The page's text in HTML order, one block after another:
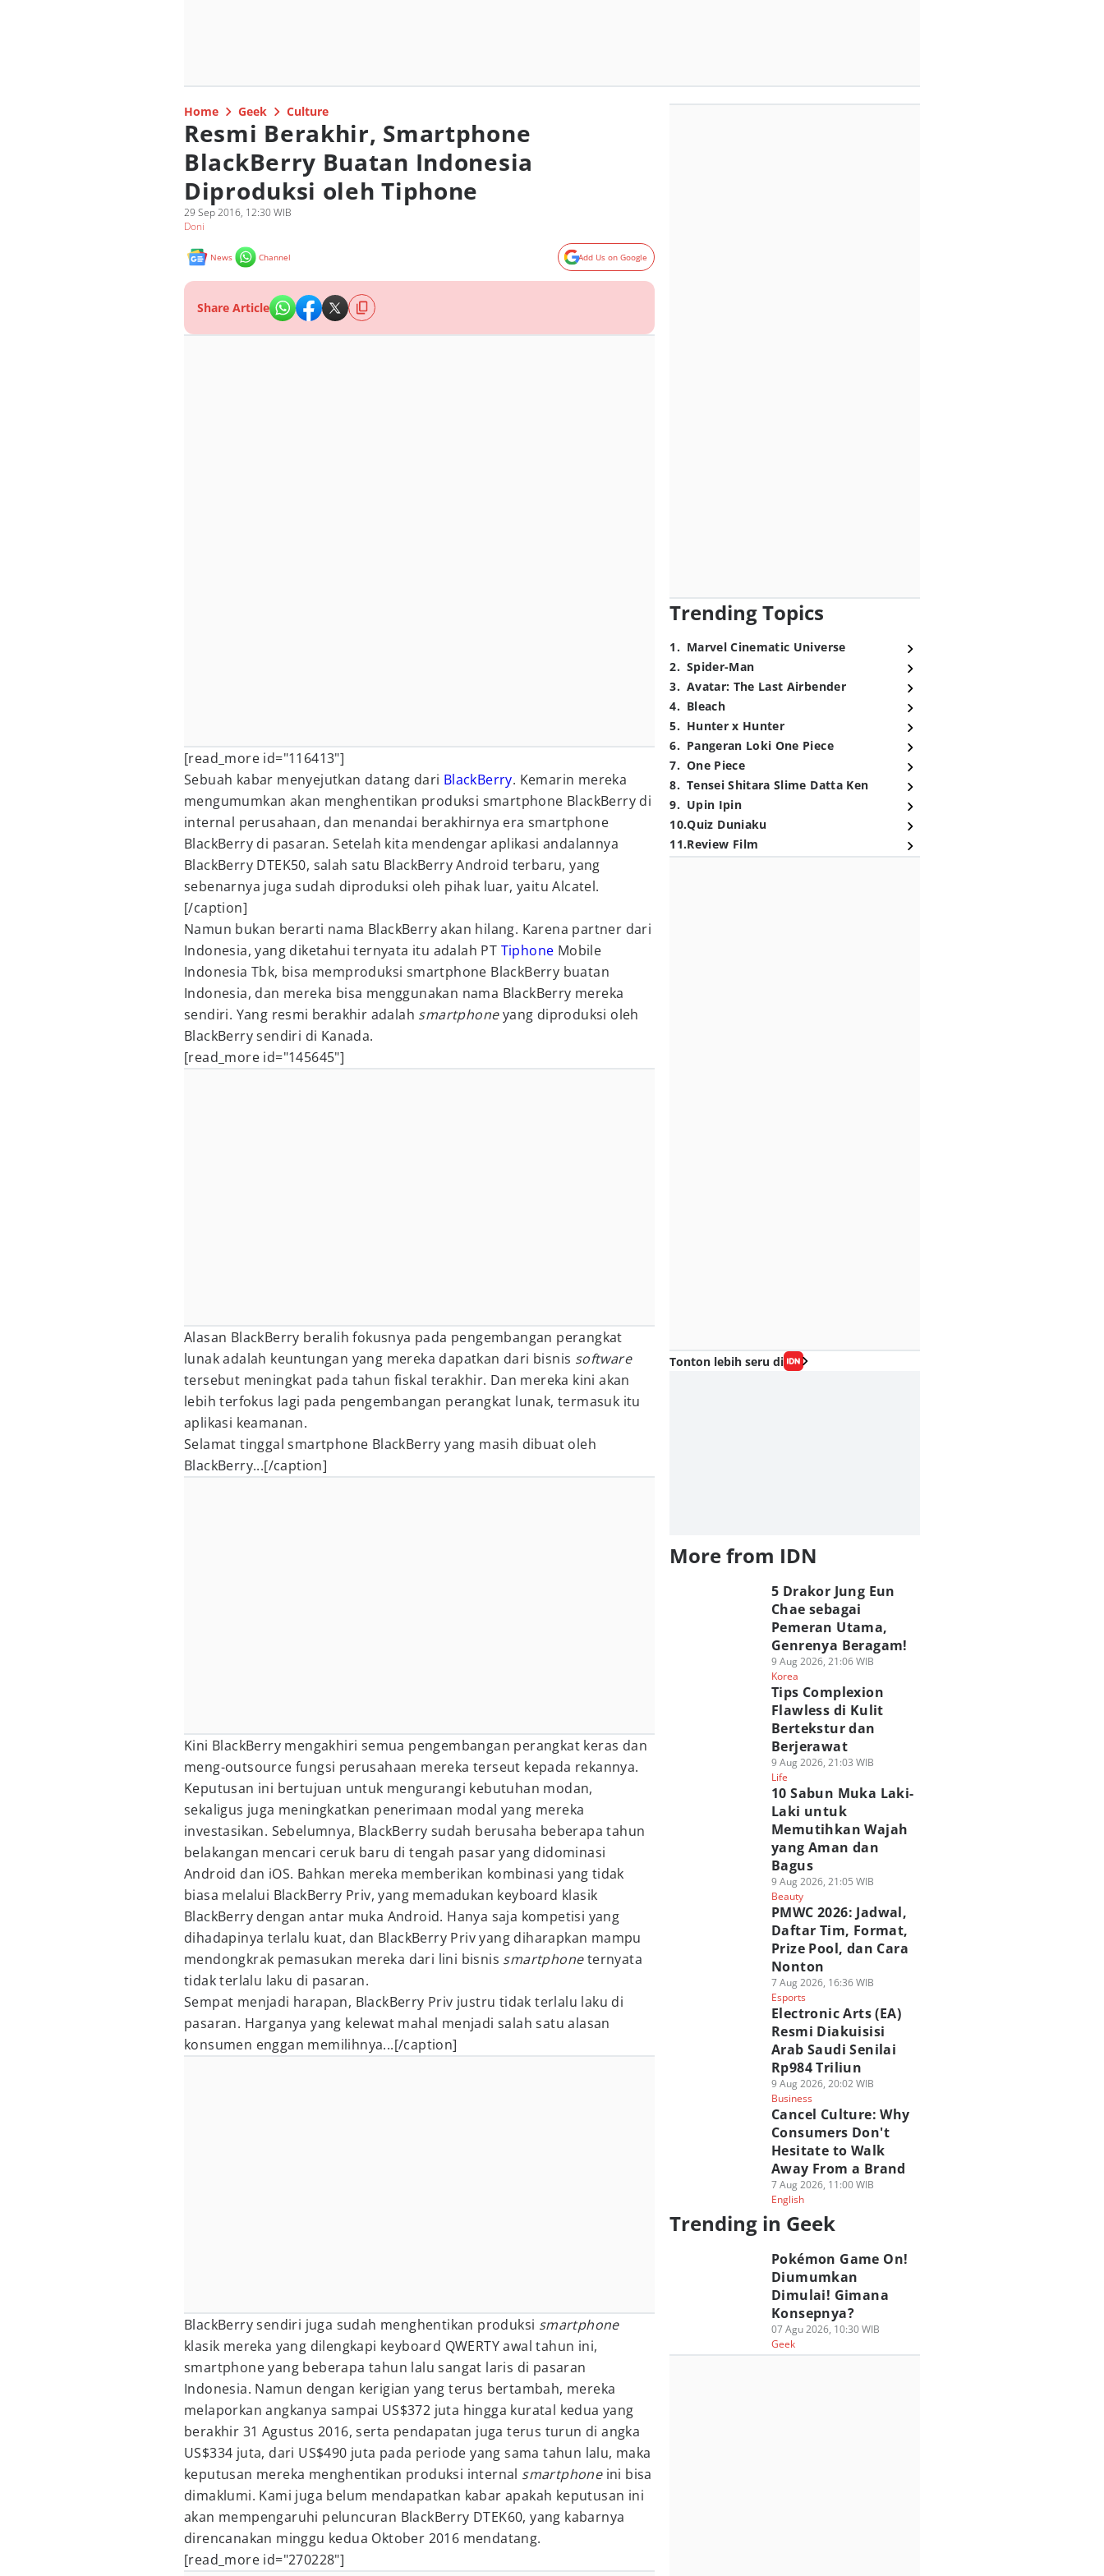
Home Geek Culture
Resmi Berakhir, Smartphone
BlackBerry Buatan Indonesia
Diproduksi oleh Tiphone
29 Sep 2016, 12:30 WIB
Doni
News Channel Add Us on Google
Share Article
[read_more id="116413"]
Sebuah kabar menyejutkan datang dari BlackBerry. Kemarin mereka
mengumumkan akan menghentikan produksi smartphone BlackBerry di
internal perusahaan, dan menandai berakhirnya era smartphone
BlackBerry di pasaran. Setelah kita mendengar aplikasi andalannya
BlackBerry DTEK50, salah satu BlackBerry Android terbaru, yang
sebenarnya juga sudah diproduksi oleh pihak luar, yaitu Alcatel.
[/caption]
Namun bukan berarti nama BlackBerry akan hilang. Karena partner dari
Indonesia, yang diketahui ternyata itu adalah PT Tiphone Mobile
Indonesia Tbk, bisa memproduksi smartphone BlackBerry buatan
Indonesia, dan mereka bisa menggunakan nama BlackBerry mereka
sendiri. Yang resmi berakhir adalah smartphoneyang diproduksi oleh
BlackBerry sendiri di Kanada.
[read_more id="145645"]
Alasan BlackBerry beralih fokusnya pada pengembangan perangkat
lunak adalah keuntungan yang mereka dapatkan dari bisnis software
tersebut meningkat pada tahun fiskal terakhir. Dan mereka kini akan
lebih terfokus lagi pada pengembangan perangkat lunak, termasuk itu
aplikasi keamanan.
Selamat tinggal smartphone BlackBerry yang masih dibuat oleh
BlackBerry...[/caption]
Kini BlackBerry mengakhiri semua pengembangan perangkat keras dan
meng-outsource fungsi perusahaan mereka terseut kepada rekannya.
Keputusan ini bertujuan untuk mengurangi kebutuhan modan,
sekaligus juga meningkatkan penerimaan modal yang mereka
investasikan. Sebelumnya, BlackBerry sudah berusaha beberapa tahun
belakangan mencari ceruk baru di tengah pasar yang didominasi
Android dan iOS. Bahkan mereka memberikan kombinasi yang tidak
biasa melalui BlackBerry Priv, yang memadukan keyboard klasik
BlackBerry dengan antar muka Android. Hanya saja kompetisi yang
dihadapinya terlalu kuat, dan BlackBerry Priv yang diharapkan mampu
mendongkrak pemasukan mereka dari lini bisnis smartphoneternyata
tidak terlalu laku di pasaran.
Sempat menjadi harapan, BlackBerry Priv justru tidak terlalu laku di
pasaran. Harganya yang kelewat mahal menjadi salah satu alasan
konsumen enggan memilihnya...[/caption]
BlackBerry sendiri juga sudah menghentikan produksi smartphone
klasik mereka yang dilengkapi keyboard QWERTY awal tahun ini,
smartphone yang beberapa tahun lalu sangat laris di pasaran
Indonesia. Namun dengan kerigian yang terus bertambah, mereka
melaporkan angkanya sampai US$372 juta hingga kuratal kedua yang
berakhir 31 Agustus 2016, serta pendapatan juga terus turun di angka
US$334 juta, dari US$490 juta pada periode yang sama tahun lalu, maka
keputusan mereka menghentikan produksi internal smartphone ini bisa
dimaklumi. Kami juga belum mendapatkan kabar apakah keputusan ini
akan mempengaruhi peluncuran BlackBerry DTEK60, yang kabarnya
direncanakan minggu kedua Oktober 2016 mendatang.
[read_more id="270228"]
Trending Topics
1. Marvel Cinematic Universe
2. Spider-Man
3. Avatar: The Last Airbender
4. Bleach
5. Hunter x Hunter
6. Pangeran Loki One Piece
7. One Piece
8. Tensei Shitara Slime Datta Ken
9. Upin Ipin
10.Quiz Duniaku
11.Review Film
Tonton lebih seru di
More from IDN
5 Drakor Jung Eun
Chae sebagai
Pemeran Utama,
Genrenya Beragam!
9 Aug 2026, 21:06 WIB
Korea
Tips Complexion
Flawless di Kulit
Bertekstur dan
Berjerawat
9 Aug 2026, 21:03 WIB
Life
10 Sabun Muka Laki-
Laki untuk
Memutihkan Wajah
yang Aman dan
Bagus
9 Aug 2026, 21:05 WIB
Beauty
PMWC 2026: Jadwal,
Daftar Tim, Format,
Prize Pool, dan Cara
Nonton
7 Aug 2026, 16:36 WIB
Esports
Electronic Arts (EA)
Resmi Diakuisisi
Arab Saudi Senilai
Rp984 Triliun
9 Aug 2026, 20:02 WIB
Business
Cancel Culture: Why
Consumers Don't
Hesitate to Walk
Away From a Brand
7 Aug 2026, 11:00 WIB
English
Trending in Geek
Pokémon Game On!
Diumumkan
Dimulai! Gimana
Konsepnya?
07 Agu 2026, 10:30 WIB
Geek